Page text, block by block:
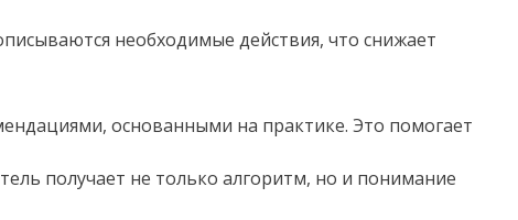
необходимые действия, что снижает
основанными на практике. Это помогает
получает не только алгоритм, но и понимание